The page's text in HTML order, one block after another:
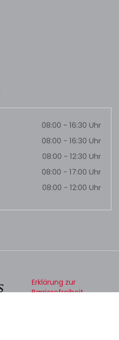
08:00 - 16:30 Uhr
08:00 - 16:30 Uhr
08:00 - 12:30 Uhr
08:00 - 17:00 Uhr
08:00 - 12:00 Uhr
Erklärung zur
Barrierefreiheit